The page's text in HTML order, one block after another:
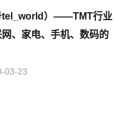
tel_world）——TMT行业
、家电、手机、数码的
03-23